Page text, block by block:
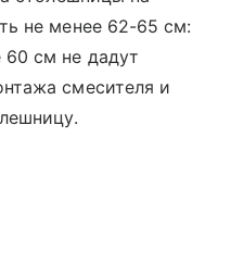
не менее 62-65 см:
см не дадут
смесителя и